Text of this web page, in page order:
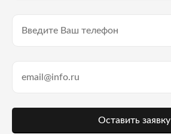
Оставить заявку